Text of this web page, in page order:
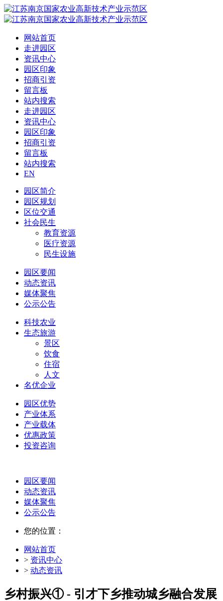
网站首页
走进园区
资讯中心
园区印象
招商引资
留言板
站内搜索
走进园区
资讯中心
园区印象
招商引资
留言板
站内搜索
EN
园区简介
园区规划
区位交通
社会民生
教育资源
医疗资源
民生设施
园区要闻
动态资讯
媒体聚焦
公示公告
科技农业
生态旅游
景区
饮食
住宿
人文
名优企业
园区优势
产业体系
产业载体
优惠政策
投资咨询
园区要闻
动态资讯
媒体聚焦
公示公告
您的位置：
网站首页
> 资讯中心
> 动态资讯
乡村振兴① - 引才下乡推动城乡融合发展